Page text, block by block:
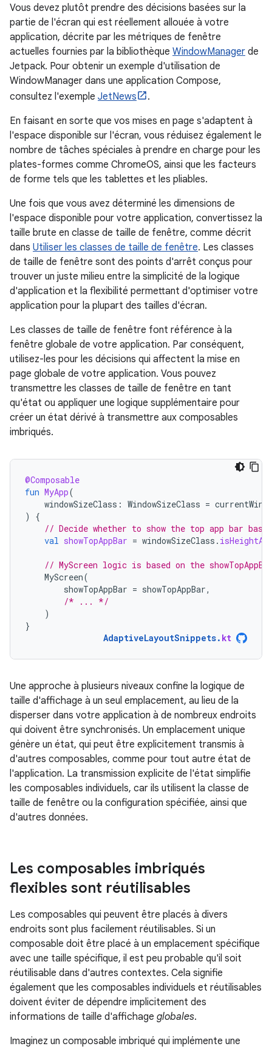
Vous devez plutôt prendre des décisions basées sur la
partie de l'écran qui est réellement allouée à votre
application, décrite par les métriques de fenêtre
actuelles fournies par la bibliothèque WindowManager de
Jetpack. Pour obtenir un exemple d'utilisation de
WindowManager dans une application Compose,
consultez l'exemple JetNews
.
En faisant en sorte que vos mises en page s'adaptent à
l'espace disponible sur l'écran, vous réduisez également le
nombre de tâches spéciales à prendre en charge pour les
plates-formes comme ChromeOS, ainsi que les facteurs
de forme tels que les tablettes et les pliables.
Une fois que vous avez déterminé les dimensions de
l'espace disponible pour votre application, convertissez la
taille brute en classe de taille de fenêtre, comme décrit
dans Utiliser les classes de taille de fenêtre. Les classes
de taille de fenêtre sont des points d'arrêt conçus pour
trouver un juste milieu entre la simplicité de la logique
d'application et la flexibilité permettant d'optimiser votre
application pour la plupart des tailles d'écran.
Les classes de taille de fenêtre font référence à la
fenêtre globale de votre application. Par conséquent,
utilisez-les pour les décisions qui affectent la mise en
page globale de votre application. Vous pouvez
transmettre les classes de taille de fenêtre en tant
qu'état ou appliquer une logique supplémentaire pour
créer un état dérivé à transmettre aux composables
imbriqués.
@Composable
fun MyApp(
windowSizeClass : WindowSizeClass =
)
{
// Decide whether to show the top app bar
val showTopAppBar = windowSizeClass .
// MyScreen logic is based on the
MyScreen(
showTopAppBar = showTopAppBar,
/* ... */
)
}
AdaptiveLayoutSnippets. kt
Une approche à plusieurs niveaux confine la logique de
taille d'affichage à un seul emplacement, au lieu de la
disperser dans votre application à de nombreux endroits
qui doivent être synchronisés. Un emplacement unique
génère un état, qui peut être explicitement transmis à
d'autres composables, comme pour tout autre état de
l'application. La transmission explicite de l'état simplifie
les composables individuels, car ils utilisent la classe de
taille de fenêtre ou la configuration spécifiée, ainsi que
d'autres données.
Les composables imbriqués
flexibles sont réutilisables
Les composables qui peuvent être placés à divers
endroits sont plus facilement réutilisables. Si un
composable doit être placé à un emplacement spécifique
avec une taille spécifique, il est peu probable qu'il soit
réutilisable dans d'autres contextes. Cela signifie
également que les composables individuels et réutilisables
doivent éviter de dépendre implicitement des
informations de taille d'affichage globales.
Imaginez un composable imbriqué qui implémente une